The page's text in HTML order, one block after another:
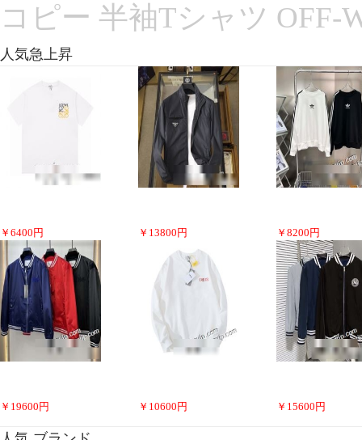
コピー 半袖Tシャツ OFF-
人気急上昇
￥ 6400 円 ￥ 13800 円 ￥ 8200 円
￥ 19600 円 ￥ 10600 円 ￥ 15600 円